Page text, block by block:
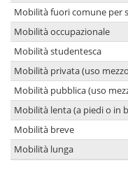
Mobilità fuori comune per
Mobilità occupazionale
Mobilità studentesca
Mobilità privata (uso
Mobilità pubblica (uso
Mobilità lenta (a piedi o in
Mobilità breve
Mobilità lunga